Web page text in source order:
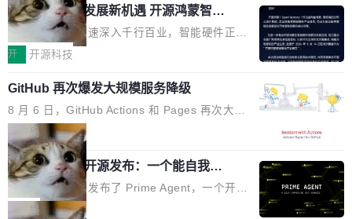
高了。全域营销服务商的竞争正在从规模转向深
度,案例厚度、全域覆盖、多线协同...
或造假。问题是，作为读者，如果你筛选出那些
看起来最令人兴奋的论文，那它们大部分都是过
度宣传的。」 这才是真正的痛点。不是所有论文
都有问题，是最吸引眼球的那批论文最有问题。
他引用的帖子来自 Mathew Shen，一位 ICLR 2
026 的读者：「看了篇 ...
的早期工程师之一，在 Grok 训练基础设施团队
工作过。近日他在 X 上发了一条帖子，列出了他
认为现代 AI 领域最重要的三个开源项目。 第一
理由很具体。FA 系列不需要解释，但 FA2 是他
认为最重要的一个——复杂度恰到好处，刚好能
驱动你去学 CuTe，但还没被那些"邪恶的" Hopp
er++ 优化所淹没，足够容易修改和适配。 更关
键的是 FA2 的持久性...
共商智能硬件发展新机遇 开源鸿蒙智能
硬件开发者日杭州站即将举行
随着万物智联加速深入千行百业，智能硬件正从
单点设备迈向智能化、网联化、协同化发展。作
鸿蒙通过统一技术底座和分布式能力，为不同类
型智能设备的开发、连接与互联提供关键支撑，
也为产业链企业探索产品创新与商业增长打开新
的空间。 8月14日，开源鸿蒙智能硬件开发者日
（OHDD：OpenHarmony Hardware Develope
r Day）将在杭州启航。活动面向智能硬件产业
链企业和开发者，邀请行业专家与资深技术顾
开 开源科技
GitHub 再次爆发大规模服务降级
8 月 6 日，GitHub Actions 和 Pages 再次大规
模服务降级，Actions 完全不可用超过 5 小时，
webhook 停发，连自托管 runner 也因调度层故
障无法工作。Pages、Copilot code review、C
opilot coding agent 全部受影响。从检测到完全
恢复，大约 12 小时。 这是 2026 年 8 月的第六
局
Prime Agent 开源发布：一个能自我改
进的编程 Agent，ARC-AGI 3 超越人类
专家基线
Prime Intellect 发布了 Prime Agent，一个开源
的编程 Agent Harness，核心设计围绕两个抽
局